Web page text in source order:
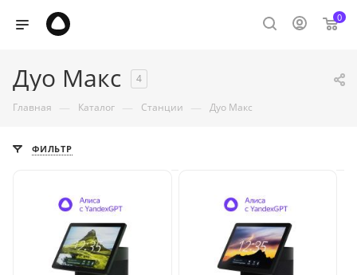
0
Дуо Макс 4
Главная — Каталог — Станции — Дуо Макс
ФИЛЬТР